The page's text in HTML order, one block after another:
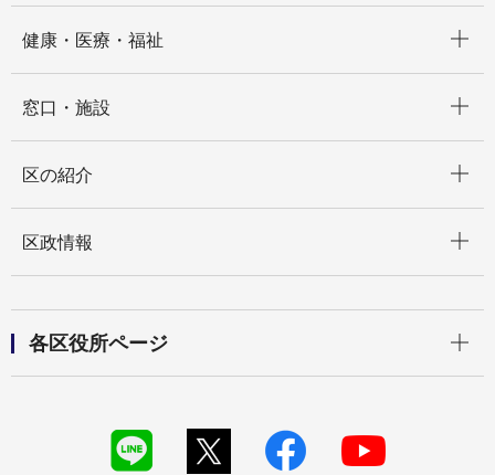
健康・医療・福祉
窓口・施設
区の紹介
区政情報
各区役所ページ